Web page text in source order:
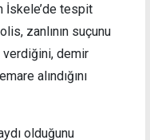
İskele’de tespit
zanlının suçunu
demir
alındığını
olduğunu